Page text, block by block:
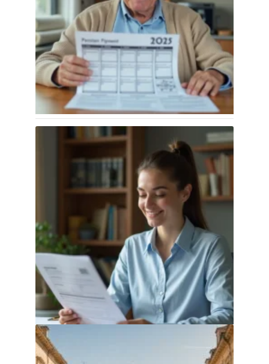
Calendrier paiement retraite
complémentaire 2026 expliqué
simplement pour les nouveaux retraités
31 juillet 2026
Interet LEL pour les jeunes épargnants :
bon plan ou fausse bonne idée ?
30 juillet 2026